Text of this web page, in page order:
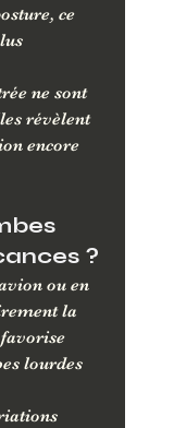
ce
ne sont
révèlent
encore
?
ou en
la
lourdes